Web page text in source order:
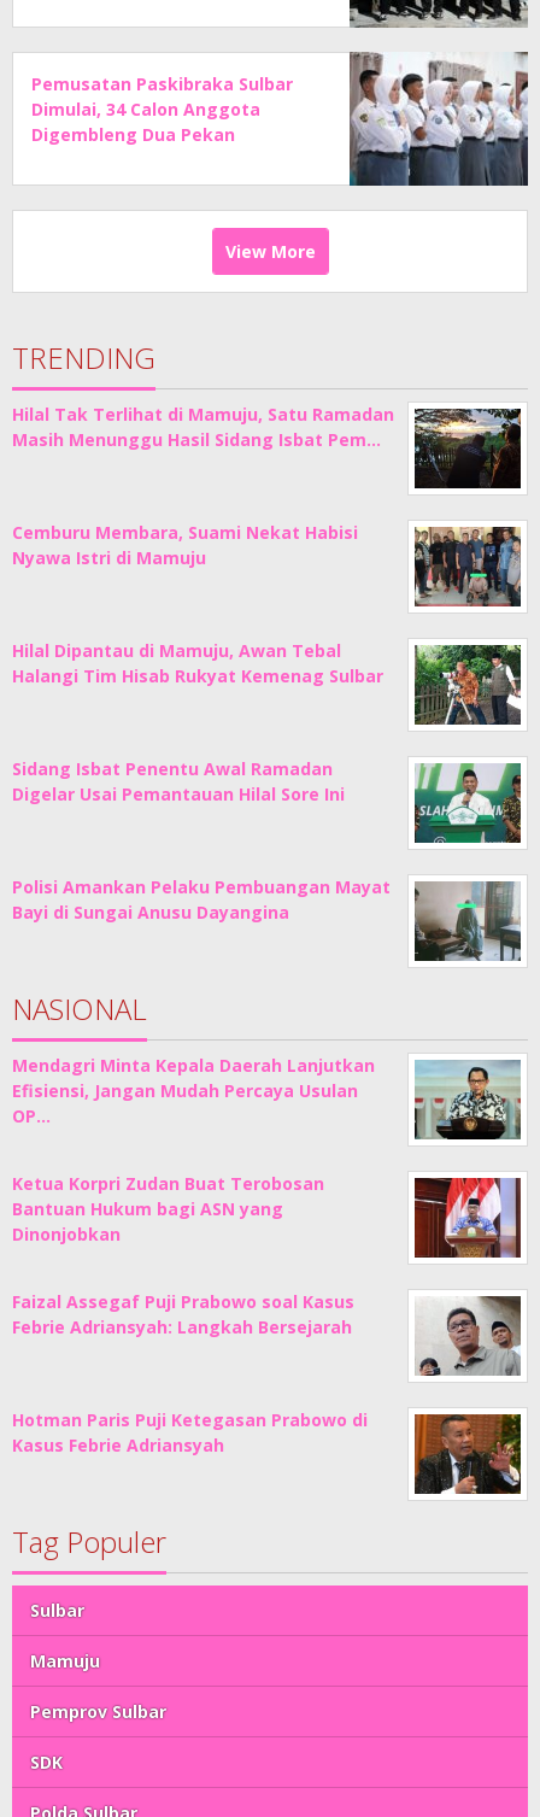
Pemusatan Paskibraka Sulbar
Dimulai, 34 Calon Anggota
Digembleng Dua Pekan
View More
TRENDING
Hilal Tak Terlihat di Mamuju, Satu Ramadan
Masih Menunggu Hasil Sidang Isbat Pem…
Cemburu Membara, Suami Nekat Habisi
Nyawa Istri di Mamuju
Hilal Dipantau di Mamuju, Awan Tebal
Halangi Tim Hisab Rukyat Kemenag Sulbar
Sidang Isbat Penentu Awal Ramadan
Digelar Usai Pemantauan Hilal Sore Ini
Polisi Amankan Pelaku Pembuangan Mayat
Bayi di Sungai Anusu Dayangina
NASIONAL
Mendagri Minta Kepala Daerah Lanjutkan
Efisiensi, Jangan Mudah Percaya Usulan
OP…
Ketua Korpri Zudan Buat Terobosan
Bantuan Hukum bagi ASN yang
Dinonjobkan
Faizal Assegaf Puji Prabowo soal Kasus
Febrie Adriansyah: Langkah Bersejarah
Hotman Paris Puji Ketegasan Prabowo di
Kasus Febrie Adriansyah
Tag Populer
Sulbar
Mamuju
Pemprov Sulbar
SDK
Polda Sulbar